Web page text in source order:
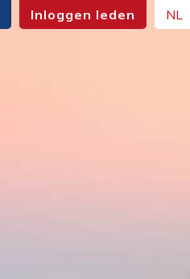
Inloggen leden NL